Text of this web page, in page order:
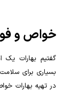
خواص و
گفتیم بهارات
بسیاری برای
در تهیه بهارات